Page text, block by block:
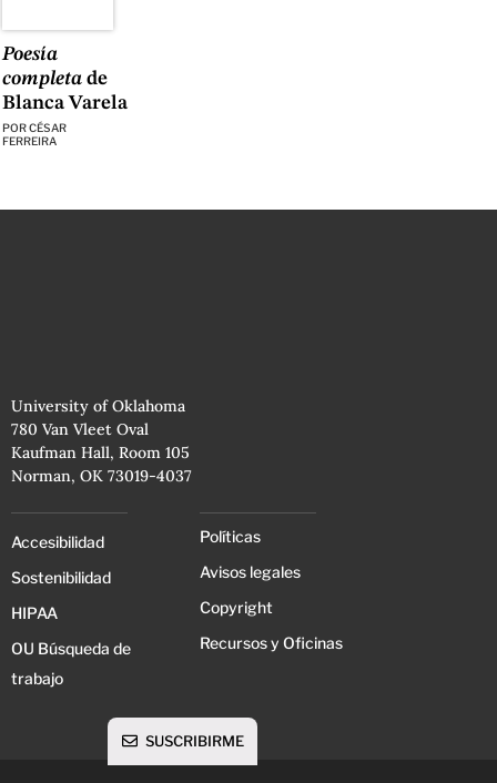
Poesía
completa de
Blanca Varela
PORCÉSAR
FERREIRA
University of Oklahoma
780 Van Vleet Oval
Kaufman Hall, Room 105
Norman, OK 73019-4037
Accesibilidad
Sostenibilidad
HIPAA
OU Búsqueda de
trabajo
Políticas
Avisos legales
Copyright
Recursos y Oficinas
SUSCRIBIRME